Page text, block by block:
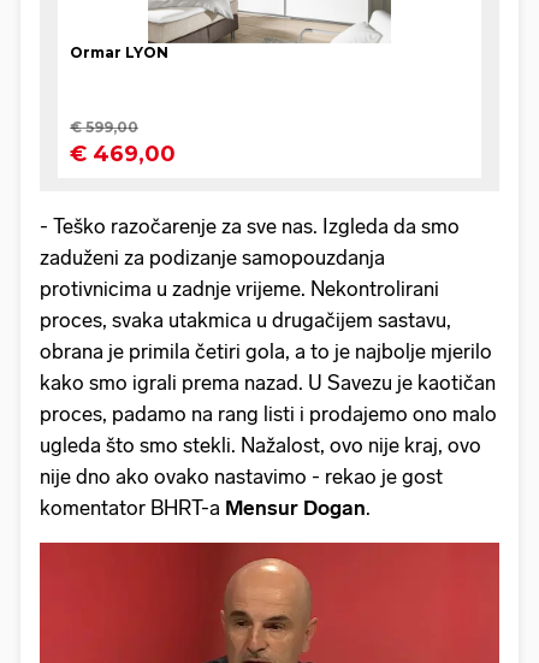
- Teško razočarenje za sve nas. Izgleda da smo
zaduženi za podizanje samopouzdanja
protivnicima u zadnje vrijeme. Nekontrolirani
proces, svaka utakmica u drugačijem sastavu,
obrana je primila četiri gola, a to je najbolje mjerilo
kako smo igrali prema nazad. U Savezu je kaotičan
proces, padamo na rang listi i prodajemo ono malo
ugleda što smo stekli. Nažalost, ovo nije kraj, ovo
nije dno ako ovako nastavimo - rekao je gost
komentator BHRT-a Mensur Dogan.